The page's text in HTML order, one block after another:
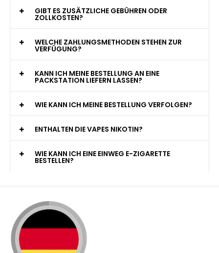
GIBT ES ZUSÄTZLICHE GEBÜHREN ODER
ZOLLKOSTEN?
WELCHE ZAHLUNGSMETHODEN STEHEN ZUR
VERFÜGUNG?
KANN ICH MEINE BESTELLUNG AN EINE
PACKSTATION LIEFERN LASSEN?
WIE KANN ICH MEINE BESTELLUNG VERFOLGEN?
ENTHALTEN DIE VAPES NIKOTIN?
WIE KANN ICH EINE EINWEG E-ZIGARETTE
BESTELLEN?